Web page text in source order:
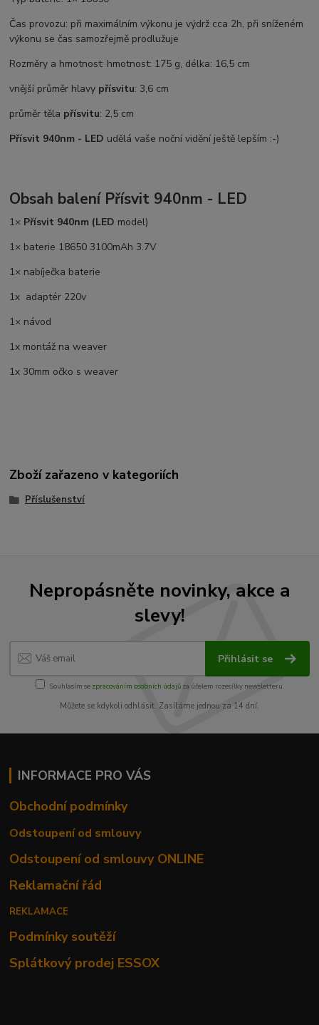
Čas provozu: při maximálním výkonu je výdrž cca 2h, při sníženém
výkonu se čas samozřejmě prodlužuje
Rozměry a hmotnost: hmotnost: 175 g, délka: 16,5 cm
vnější průměr hlavy přísvitu: 3,6 cm
průměr těla přísvitu: 2,5 cm
Přísvit 940nm - LED udělá vaše noční vidění ještě lepším :-)
Obsah balení Přísvit 940nm - LED
1× Přísvit 940nm (LED model)
1× baterie 18650 3100mAh 3.7V
1× nabíječka baterie
1x adaptér 220v
1× návod
1x montáž na weaver
1x 30mm očko s weaver
Zboží zařazeno v kategoriích
Příslušenství
Nepropásněte novinky, akce a
slevy!
Přihlásit se
Souhlasím se zpracováním osobních údajůza účelem rozesílky newsletteru.
Můžete se kdykoli odhlásit. Zasíláme jednou za 14 dní.
INFORMACE PRO VÁS
Obchodní podmínky
Odstoupení od smlouvy
Odstoupení od smlouvy ONLINE
Reklamační řád
REKLAMACE
Podmínky soutěží
Splátkový prodej ESSOX